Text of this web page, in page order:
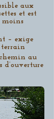
aux
et est
moins
– exige
terrain
au
d’ouverture